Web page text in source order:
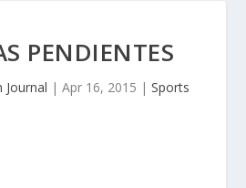
PENDIENTES
Journal | Apr 16, 2015 | Sports